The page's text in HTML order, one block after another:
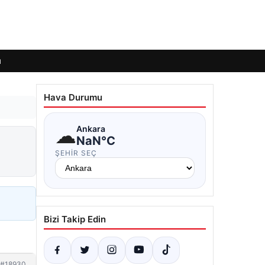
Hava Durumu
☁Ankara
NaN°C
ŞEHIR SEÇ
Bizi Takip Edin